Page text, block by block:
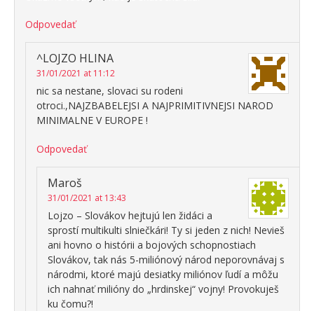
Odpovedať
^LOJZO HLINA
31/01/2021 at 11:12
nic sa nestane, slovaci su rodeni
otroci.,NAJZBABELEJSI A NAJPRIMITIVNEJSI NAROD
MINIMALNE V EUROPE !
Odpovedať
Maroš
31/01/2021 at 13:43
Lojzo – Slovákov hejtujú len židáci a
sprostí multikulti slniečkári! Ty si jeden z nich! Nevieš
ani hovno o histórii a bojových schopnostiach
Slovákov, tak nás 5-miliónový národ neporovnávaj s
národmi, ktoré majú desiatky miliónov ľudí a môžu
ich nahnať milióny do „hrdinskej“ vojny! Provokuješ
ku čomu?!